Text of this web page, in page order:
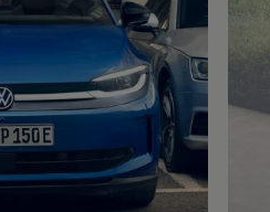
Kundenbetreuung